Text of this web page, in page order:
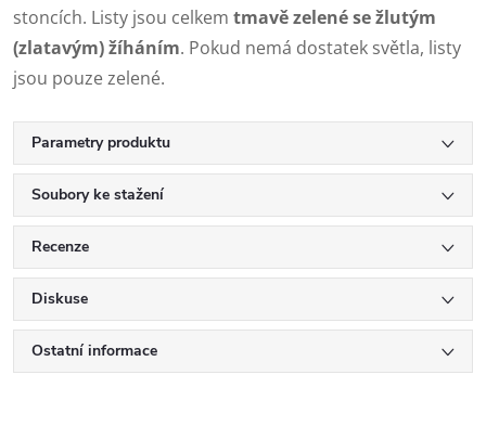
stoncích. Listy jsou celkem tmavě zelené se žlutým
(zlatavým) žíháním. Pokud nemá dostatek světla, listy
jsou pouze zelené.
Parametry produktu
Soubory ke stažení
Recenze
Diskuse
Ostatní informace